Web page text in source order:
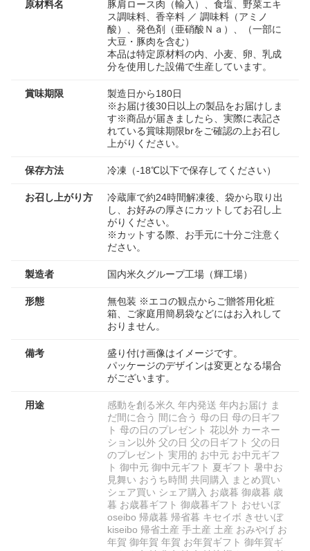
原材料名
豚肩ロース肉（輸入）、食塩、野菜エキ
ス調味料、香辛料 ／ 調味料（アミノ
酸）、発色剤（亜硝酸Ｎａ）、（一部に
大豆・豚肉を含む）
本品は特定原材料の内、小麦、卵、乳成
分を使用した設備で生産しています。
賞味期限
製造日から180日
※お届け後30日以上の製品をお届けしま
す※商品が届きましたら、実際に表記さ
れている賞味期限brをご確認の上お召し
上がりください。
保存方法 冷凍（-18℃以下で保存してください）
お召し上がり方
冷蔵庫で約24時間解凍後、袋から取り出
し、お好みの厚さにカットしてお召し上
がりください。
※カットする際、お手元に十分ご注意く
ださい。
製造者 国内米久グループ工場（輝工場）
形態
無包装 ※エコの観点からご贈答用化粧
箱、ご家庭用簡易袋などにはお入れして
おりません。
備考
盛り付け画像はイメージです。
パッケージのデザインは変更となる場合
がございます。
用途
感動を創る米久 年内発送 年内お届け ま
だ間に合う 間に合う 母の日 母の日ギフ
ト 母の日のプレゼント 花以外 カーネー
ション以外 父の日 父の日ギフト 父の日
のプレゼント 実用的 お中元 お中元ギフ
ト 御中元 御中元ギフト 夏ギフト 暑中お
見舞い おうち時間 共同購入 まとめ買い
シェア買い シェア購入 お歳暮 御歳暮 歳
暮 お歳暮ギフト 御歳暮ギフト おせいぼ
oseibo 帰歳暮 帰省暮 キセイボ きせいぼ
kiseibo 帰省土産 手土産 土産 おみやげ お
年賀 御年賀 年賀 お年賀ギフト 御年賀ギ